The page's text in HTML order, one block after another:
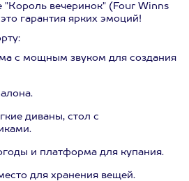
"Король вечеринок" (Four Winns
гарантия ярких эмоций!
с мощным звуком для создания
диваны, стол с
и платформа для купания.
для хранения вещей.